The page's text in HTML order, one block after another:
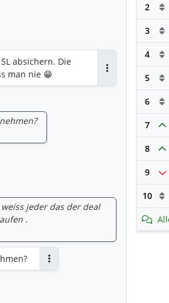
absichern. Die
man nie 😁
jeder das der deal
.
2
3
4
5
6
7
8
9
10